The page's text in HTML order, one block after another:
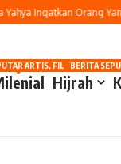
Ingatkan Orang
ARTIS, FILM, DAN GOSIP
Hijrah
BERITA